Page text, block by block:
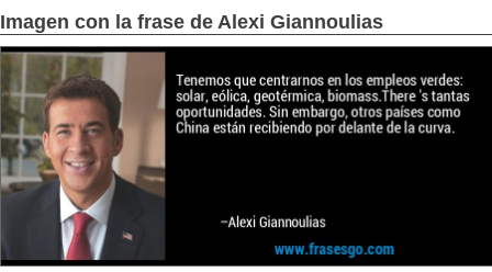
Imagen con la frase de Alexi Giannoulias